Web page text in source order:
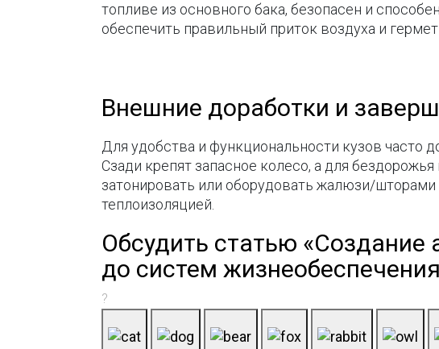
топливе из основного бака, безопасен и
обеспечить правильный приток воздуха и
Внешние доработки и
Для удобства и функциональности кузов часто
Сзади крепят запасное колесо, а для
затонировать или оборудовать жалюзи/
теплоизоляцией.
Обсудить статью
до систем
?